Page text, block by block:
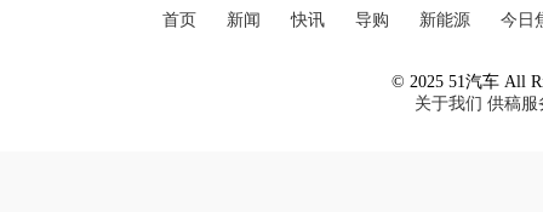
首页 新闻 快讯 导购 新能源 今日
© 2025 51汽车 All
关于我们 供稿服